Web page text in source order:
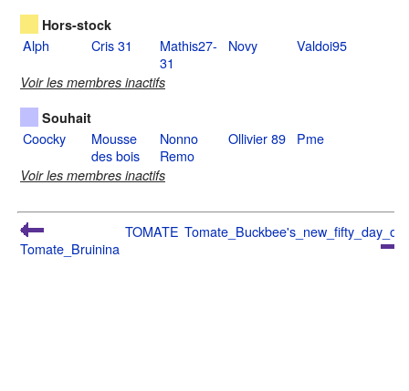
Hors-stock
Alph Cris 31
Mathis27-
31
Novy Valdoi95
Voir les membres inactifs
Souhait
Coocky
Mousse
des bois
Nonno
Remo
Ollivier 89 Pme
Voir les membres inactifs
Tomate_Bruinina
TOMATE Tomate_Buckbee's_new_fifty_day_op